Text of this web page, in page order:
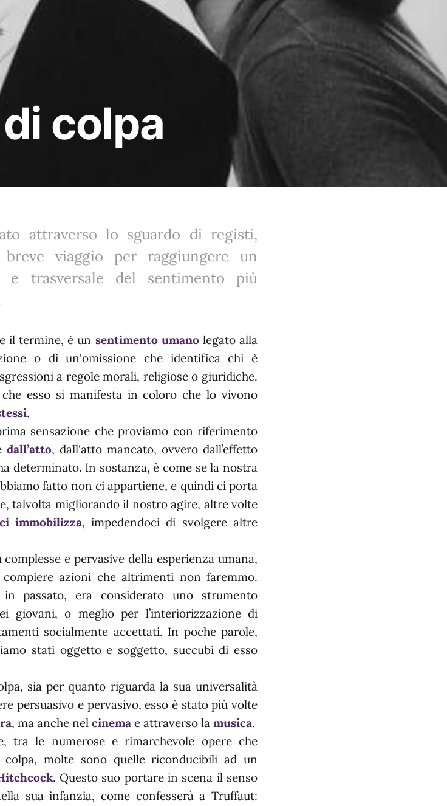
colpa
attraverso lo sguardo di registi,
viaggio per raggiungere un
e trasversale del sentimento più
il termine, è un sentimento umanolegato alla
o di un'omissione che identifica chi è
a regole morali, religiose o giuridiche.
esso si manifesta in coloro che lo vivono
.
sensazione che proviamo con riferimento
dall’atto, dall'atto mancato, ovvero dall’effetto
determinato. In sostanza, è come se la nostra
fatto non ci appartiene, e quindi ci porta
talvolta migliorando il nostro agire, altre volte
immobilizza, impedendoci di svolgere altre
e pervasive della esperienza umana,
azioni che altrimenti non faremmo.
passato, era considerato uno strumento
giovani, o meglio per l’interiorizzazione di
socialmente accettati. In poche parole,
stati oggetto e soggetto, succubi di esso
sia per quanto riguarda la sua universalità
persuasivo e pervasivo, esso è stato più volte
, ma anche nel cinema e attraverso la musica.
tra le numerose e rimarchevole opere che
molte sono quelle riconducibili ad un
. Questo suo portare in scena il senso
sua infanzia, come confesserà a Truffaut: